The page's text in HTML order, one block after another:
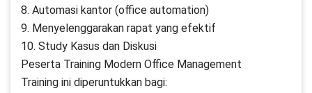
8. Automasi kantor (office automation)
9. Menyelenggarakan rapat yang efektif
10. Study Kasus dan Diskusi
Peserta Training Modern Office Management
Training ini diperuntukkan bagi: